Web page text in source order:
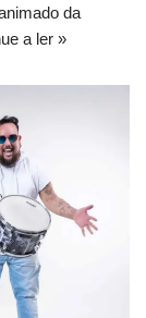
da
a ler »